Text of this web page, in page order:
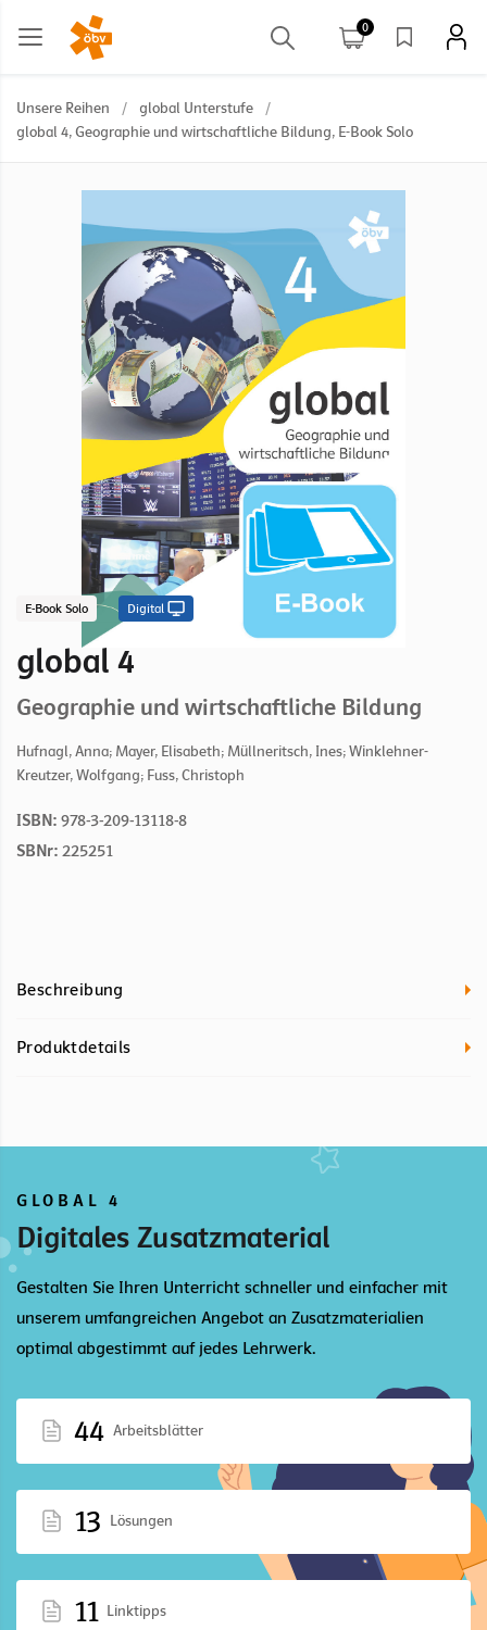
0
Unsere Reihen / global Unterstufe
/
global 4, Geographie und wirtschaftliche Bildung, E-Book Solo
E-Book Solo Digital
global 4
Geographie und wirtschaftliche Bildung
Hufnagl, Anna; Mayer, Elisabeth; Müllneritsch, Ines; Winklehner-
Kreutzer, Wolfgang; Fuss, Christoph
ISBN: 978-3-209-13118-8
SBNr: 225251
Beschreibung
Produktdetails
GLOBAL 4
Digitales Zusatzmaterial
Gestalten Sie Ihren Unterricht schneller und einfacher mit
unserem umfangreichen Angebot an Zusatzmaterialien
optimal abgestimmt auf jedes Lehrwerk.
44 Arbeitsblätter
13 Lösungen
11 Linktipps